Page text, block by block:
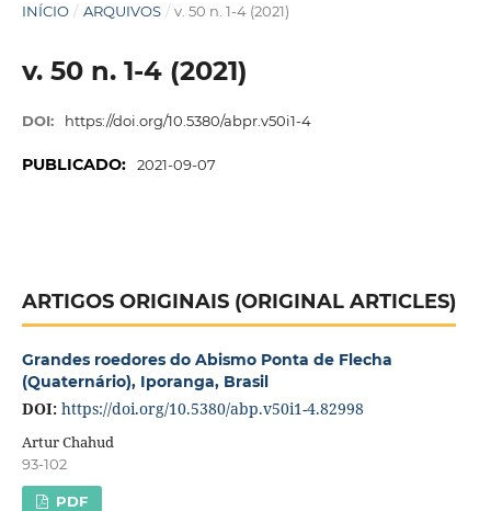
INÍCIO / ARQUIVOS / v. 50 n. 1-4 (2021)
v. 50 n. 1-4 (2021)
DOI: https://doi.org/10.5380/abpr.v50i1-4
PUBLICADO: 2021-09-07
ARTIGOS ORIGINAIS (ORIGINAL ARTICLES)
Grandes roedores do Abismo Ponta de Flecha
(Quaternário), Iporanga, Brasil
DOI: https://doi.org/10.5380/abp.v50i1-4.82998
Artur Chahud
93-102
PDF